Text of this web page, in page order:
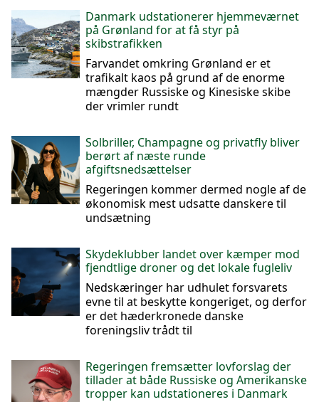
Danmark udstationerer hjemmeværnet
på Grønland for at få styr på
skibstrafikken
Farvandet omkring Grønland er et
trafikalt kaos på grund af de enorme
mængder Russiske og Kinesiske skibe
der vrimler rundt
Solbriller, Champagne og privatfly bliver
berørt af næste runde
afgiftsnedsættelser
Regeringen kommer dermed nogle af de
økonomisk mest udsatte danskere til
undsætning
Skydeklubber landet over kæmper mod
fjendtlige droner og det lokale fugleliv
Nedskæringer har udhulet forsvarets
evne til at beskytte kongeriget, og derfor
er det hæderkronede danske
foreningsliv trådt til
Regeringen fremsætter lovforslag der
tillader at både Russiske og Amerikanske
tropper kan udstationeres i Danmark